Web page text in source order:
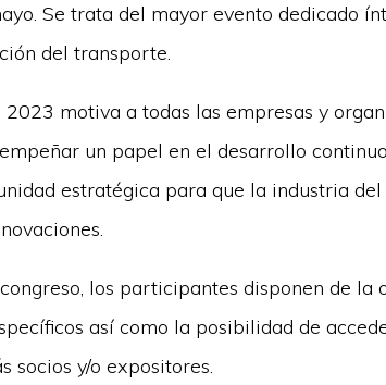
Se trata del mayor evento dedicado
del transporte.
2023 motiva a todas las empresas y
un papel en el desarrollo
estratégica para que la industria
los participantes disponen de la
así como la posibilidad de
socios y/o expositores.